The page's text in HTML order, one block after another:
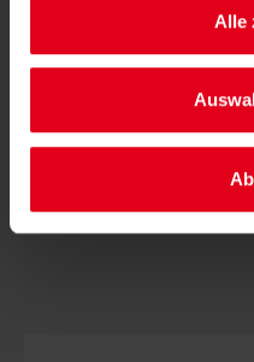
Alle
Die Mürztaler
In­vest­itionen